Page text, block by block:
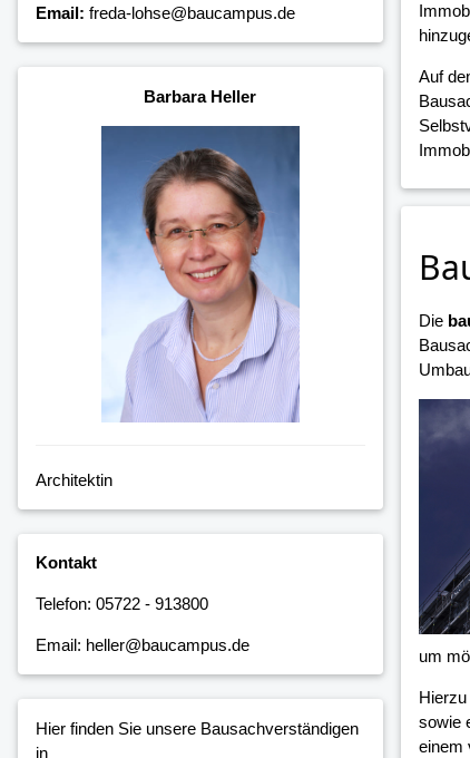
Email: freda-lohse@baucampus.de
Barbara Heller
Architektin
Kontakt
Telefon: 05722 - 913800
Email: heller@baucampus.de
Hier finden Sie unsere Bausachverständigen
in
Auf
Die
um
sowie
einem